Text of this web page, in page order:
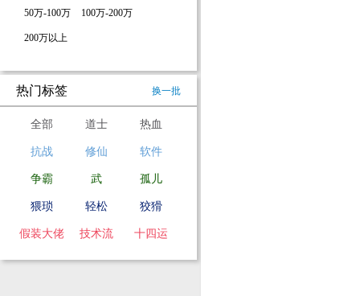
50万-100万 100万-200万
200万以上
热门标签 换一批
全部 道士 热血
抗战 修仙 软件
争霸 武 孤儿
猥琐 轻松 狡猾
假装大佬 技术流 十四运